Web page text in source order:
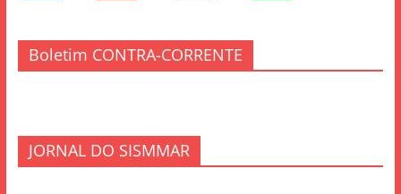
Boletim CONTRA-CORRENTE
JORNAL DO SISMMAR